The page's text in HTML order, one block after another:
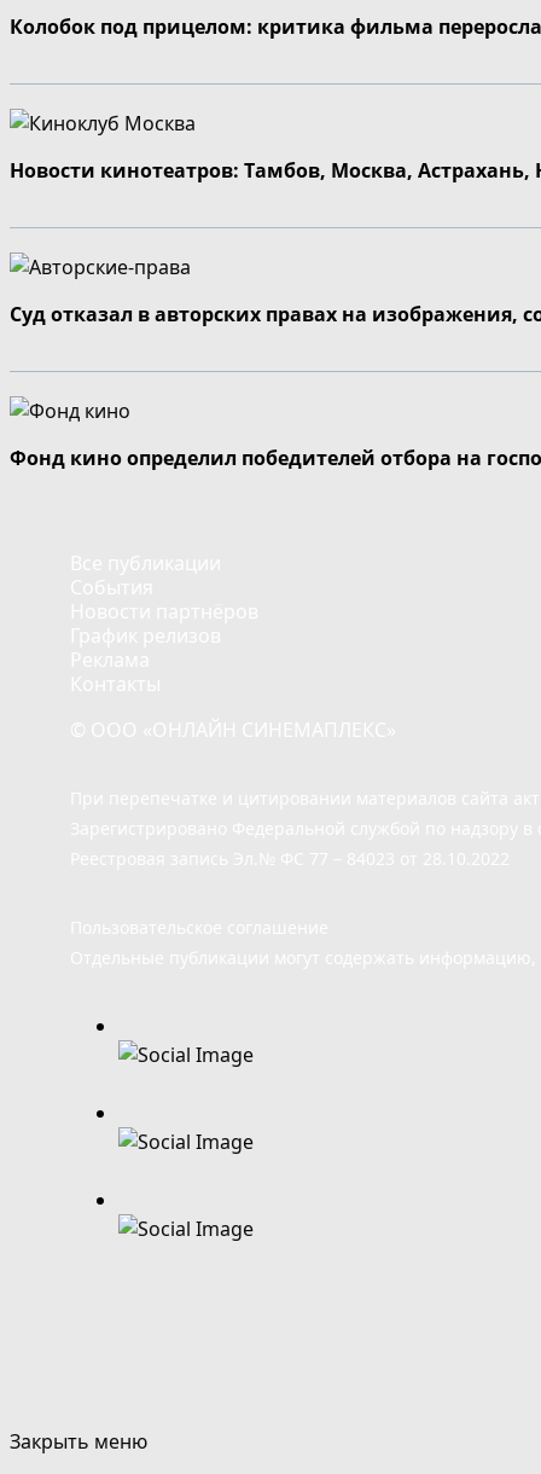
Колобок под прицелом: критика фильма
Новости кинотеатров: Тамбов, Москва,
Суд отказал в авторских правах на изображения,
Фонд кино определил победителей отбора на
Закрыть меню